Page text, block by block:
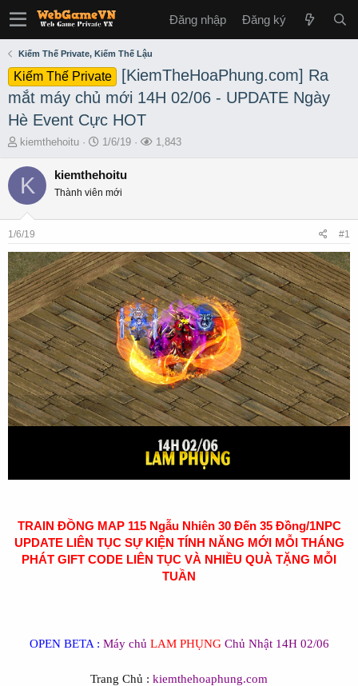
Đăng nhập Đăng ký
Kiếm Thế Private, Kiếm Thế Lậu
Kiếm Thế Private
[KiemTheHoaPhung.com] Ra
mắt máy chủ mới 14H 02/06 - UPDATE Ngày
Hè Event Cực HOT
T
r
e
s
a
r
t
e
r
kiemthehoitu
S
a
t
e
1/6/19
L1,843
K kiemthehoitu
Thành viên mới
1/6/19 #1
TRAIN ĐỒNG MAP 115 Ngẫu Nhiên 30 Đến 35 Đồng/1NPC
UPDATE LIÊN TỤC SỰ KIỆN TÍNH NĂNG MỚI MỖI THÁNG
PHÁT GIFT CODE LIÊN TỤC VÀ NHIỀU QUÀ TẶNG MỖI
TUẦN
OPEN BETA : Máy chủ LAM PHỤNG Chủ Nhật 14H 02/06
Trang Chủ : kiemthehoaphung.com